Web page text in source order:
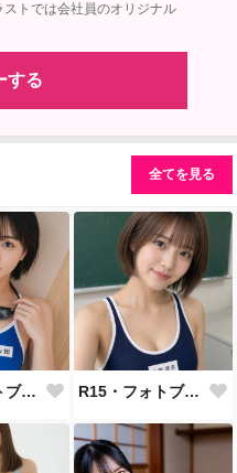
トでは会社員のオリジナル
する
全てを見る
R15・フォトブック。校舎内のシーン R15・フォトブック。校舎内のシーン